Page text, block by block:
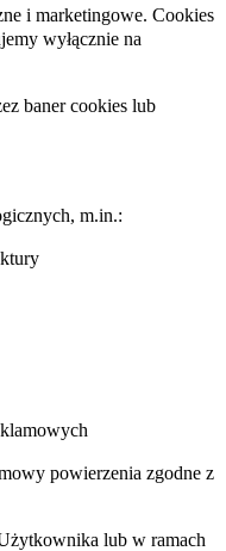
i marketingowe. Cookies
wyłącznie na
baner cookies lub
m.in.:
powierzenia zgodne z
lub w ramach